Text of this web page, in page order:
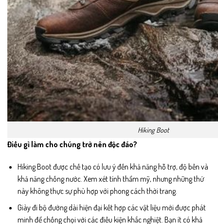
Hiking Boot
Điều gì làm cho chúng trở nên độc đáo?
Hiking Boot được chế tạo có lưu ý đến khả năng hỗ trợ, độ bền và
khả năng chống nước. Xem xét tính thẩm mỹ, nhưng những thứ
này không thực sự phù hợp với phong cách thời trang.
Giày đi bộ đường dài hiện đại kết hợp các vật liệu mới được phát
minh để chống chọi với các điều kiện khắc nghiệt. Bạn ít có khả